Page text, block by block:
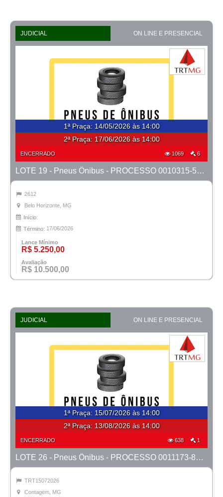
JUDICIAL ON LINE E PRESENCIAL
1ª Praça: 14/05/2026 às 14:00
2ª Praça: 17/06/2026 às 14:00
ENCERRADO 1069 6
LOTE 19 - Pneus Ônibus - PROCESSO 0010315-53.2025-18ª BH
2612
Belo Horizonte, MG
Início:
Término: 17/06/2026
Lance Mínimo
R$ 5.250,00
Avaliação
R$ 10.500,00
JUDICIAL ON LINE E PRESENCIAL
1ª Praça: 15/07/2026 às 14:00
2ª Praça: 13/08/2026 às 14:00
ENCERRADO 638 1
LOTE 26 - Pneus Ônibus - PROCESSO 0011173-85.2024-1ª CONTAGEM
TRT15072026
Contagem, MG